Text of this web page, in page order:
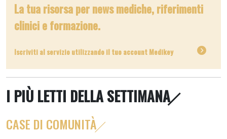
La tua risorsa per news mediche, riferimenti
clinici e formazione.
Iscriviti al servizio utilizzando il tuo account Medikey
I PIÙ LETTI DELLA SETTIMANA
CASE DI COMUNITÀ